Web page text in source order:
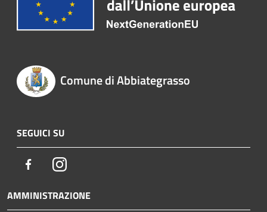
Comune di Abbiategrasso
SEGUICI SU
FacebookInstagram
AMMINISTRAZIONE